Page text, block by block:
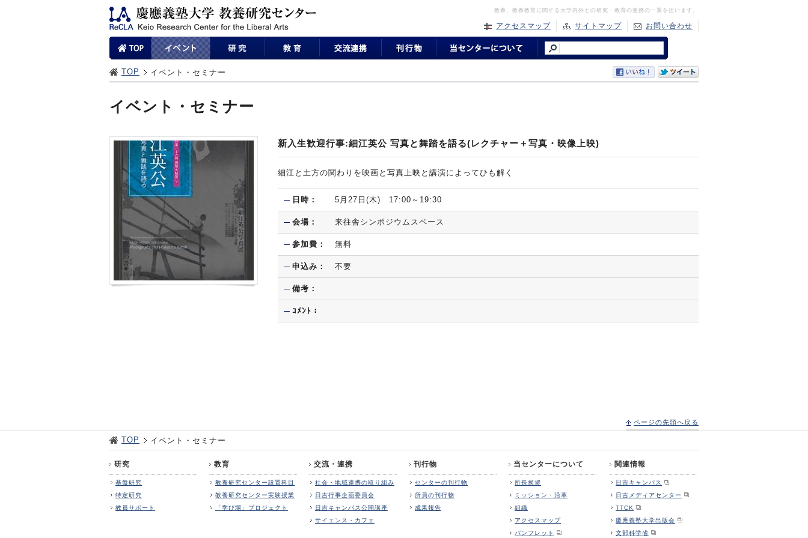
教養、教養教育に関する大学内外との研究・教育の連携の一翼を担います。
アクセスマップ サイトマップ お問い合わせ
TOP イベント・セミナー
イベント・セミナー
新入生歓迎行事:細江英公 写真と舞踏を語る(レクチャー＋写真・映像上映)
細江と土方の関わりを映画と写真上映と講演によってひも解く
日時： 5月27日(木) 17:00～19:30
会場： 来往舎シンポジウムスペース
参加費： 無料
申込み： 不要
備考：
ｺﾒﾝﾄ：
ページの先頭へ戻る
TOP イベント・セミナー
研究
基盤研究
特定研究
教員サポート
教育
教養研究センター設置科目
教養研究センター実験授業
「学び場」プロジェクト
交流・連携
社会・地域連携の取り組み
日吉行事企画委員会
日吉キャンパス公開講座
サイエンス・カフェ
刊行物
センターの刊行物
所員の刊行物
成果報告
当センターについて
所長挨拶
ミッション・沿革
組織
アクセスマップ
パンフレット
関連情報
日吉キャンパス
日吉メディアセンター
TTCK
慶應義塾大学出版会
文部科学省